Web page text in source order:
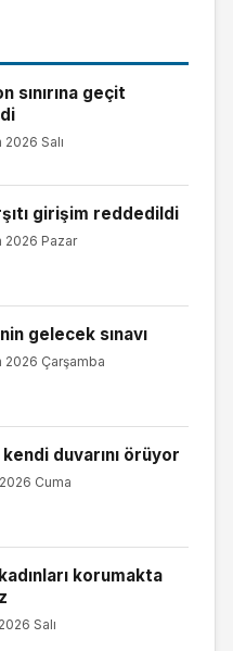
sınırına geçit
2026 Salı
girişim reddedildi
2026 Pazar
gelecek sınavı
2026 Çarşamba
duvarını örüyor
Cuma
korumakta
Salı